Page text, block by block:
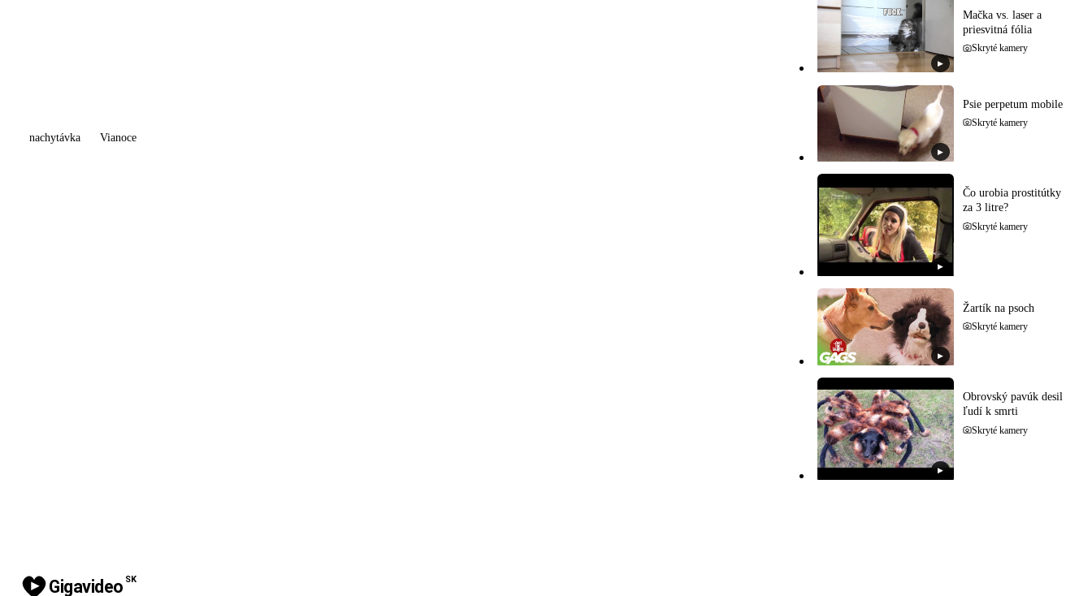
nachytávka Vianoce
▶
Mačka vs. laser a
priesvitná fólia
Skryté kamery
▶
Psie perpetum mobile
Skryté kamery
▶
Čo urobia prostitútky
za 3 litre?
Skryté kamery
▶
Žartík na psoch
Skryté kamery
▶
Obrovský pavúk desil
ľudí k smrti
Skryté kamery
Gigavideo SK